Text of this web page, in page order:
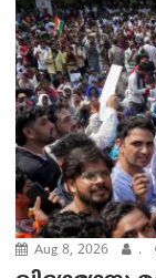
Aug 8, 2026 .